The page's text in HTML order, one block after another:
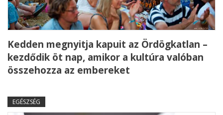
Kedden megnyitja kapuit az Ördögkatlan –
kezdődik öt nap, amikor a kultúra valóban
összehozza az embereket
EGÉSZSÉG